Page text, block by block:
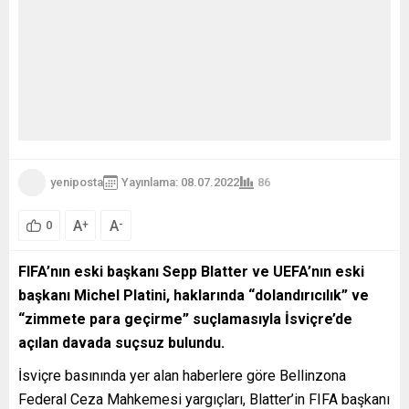
yeniposta Yayınlama: 08.07.2022 86
0 A+ A-
FIFA’nın eski başkanı Sepp Blatter ve UEFA’nın eski
başkanı Michel Platini, haklarında “dolandırıcılık” ve
“zimmete para geçirme” suçlamasıyla İsviçre’de
açılan davada suçsuz bulundu.
İsviçre basınında yer alan haberlere göre Bellinzona
Federal Ceza Mahkemesi yargıçları, Blatter’in FIFA başkanı